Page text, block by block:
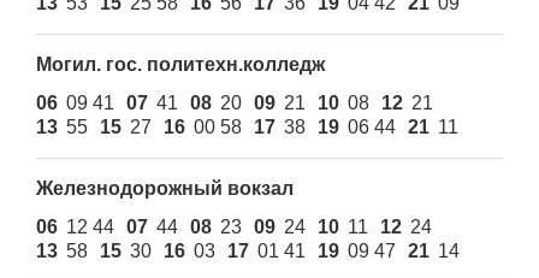
Могил. гос. политехн.колледж
06 09 41 07 41 08 20 09 21 10 08 12 21
13 55 15 27 16 00 58 17 38 19 06 44 21 11
Железнодорожный вокзал
06 12 44 07 44 08 23 09 24 10 11 12 24
13 58 15 30 16 03 17 01 41 19 09 47 21 14